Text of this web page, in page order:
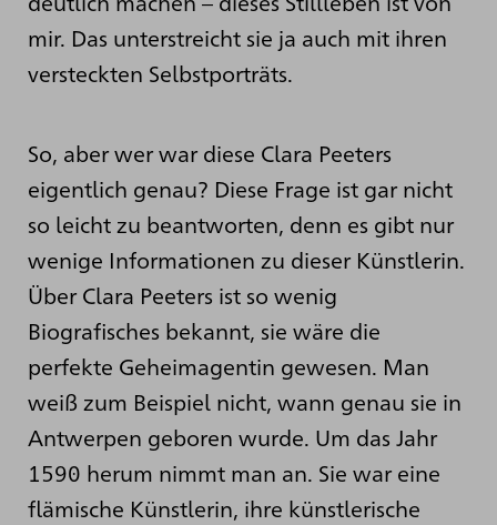
mir. Das unterstreicht sie ja auch mit ihren
versteckten Selbstporträts.
So, aber wer war diese Clara Peeters
eigentlich genau? Diese Frage ist gar nicht
so leicht zu beantworten, denn es gibt nur
wenige Informationen zu dieser Künstlerin.
Über Clara Peeters ist so wenig
Biografisches bekannt, sie wäre die
perfekte Geheimagentin gewesen. Man
weiß zum Beispiel nicht, wann genau sie in
Antwerpen geboren wurde. Um das Jahr
1590 herum nimmt man an. Sie war eine
flämische Künstlerin, ihre künstlerische